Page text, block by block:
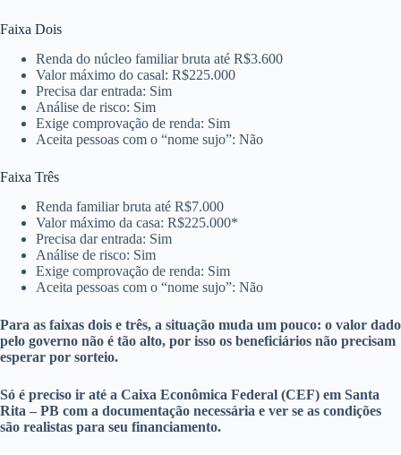
Faixa Dois
Renda do núcleo familiar bruta até R$3.600
Valor máximo do casal: R$225.000
Precisa dar entrada: Sim
Análise de risco: Sim
Exige comprovação de renda: Sim
Aceita pessoas com o “nome sujo”: Não
Faixa Três
Renda familiar bruta até R$7.000
Valor máximo da casa: R$225.000*
Precisa dar entrada: Sim
Análise de risco: Sim
Exige comprovação de renda: Sim
Aceita pessoas com o “nome sujo”: Não
Para as faixas dois e três, a situação muda um pouco: o valor dado
pelo governo não é tão alto, por isso os beneficiários não precisam
esperar por sorteio.
Só é preciso ir até a Caixa Econômica Federal (CEF) em Santa
Rita – PB com a documentação necessária e ver se as condições
são realistas para seu financiamento.